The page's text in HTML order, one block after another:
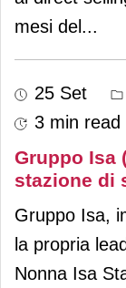
mesi del ...
25 Set
3 min read
Gruppo Isa
stazione di
Gruppo Isa,
la propria
Nonna Isa